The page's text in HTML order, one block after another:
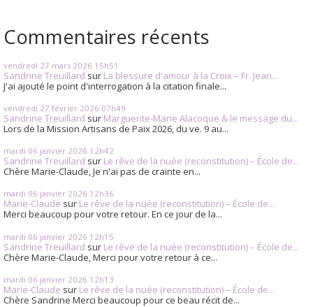
Commentaires récents
vendredi 27 mars 2026 15h51
Sandrine Treuillard sur La blessure d'amour à la Croix – Fr. Jean...
J'ai ajouté le point d'interrogation à la citation finale...
vendredi 27 février 2026 07h49
Sandrine Treuillard sur Marguerite-Marie Alacoque & le message du...
Lors de la Mission Artisans de Paix 2026, du ve. 9 au...
mardi 06 janvier 2026 12h42
Sandrine Treuillard sur Le rêve de la nuée (reconstitution) – École de...
Chère Marie-Claude, Je n'ai pas de crainte en...
mardi 06 janvier 2026 12h36
Marie-Claude sur Le rêve de la nuée (reconstitution) – École de...
Merci beaucoup pour votre retour. En ce jour de la...
mardi 06 janvier 2026 12h15
Sandrine Treuillard sur Le rêve de la nuée (reconstitution) – École de...
Chère Marie-Claude, Merci pour votre retour à ce...
mardi 06 janvier 2026 12h13
Marie-Claude sur Le rêve de la nuée (reconstitution) – École de...
Chère Sandrine Merci beaucoup pour ce beau récit de...